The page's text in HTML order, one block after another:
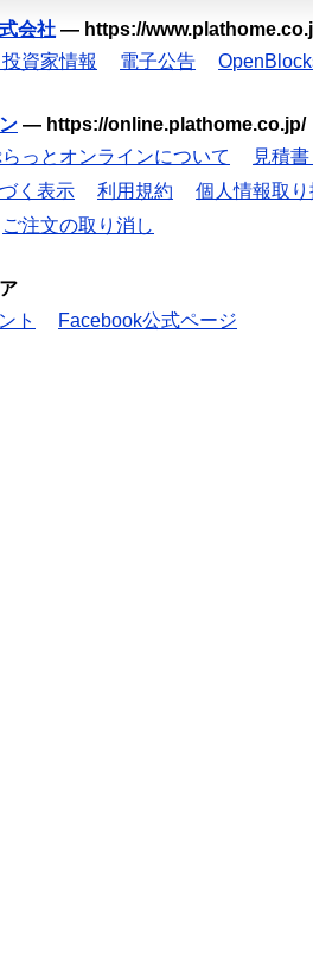
会社 — https://
資家情報 電子公告
— https://online.plathome.co.jp/
っとオンラインについて 見積
く表示
利用規約 個人情報取
ご注文の取り消し
ト
Facebook公式ページ